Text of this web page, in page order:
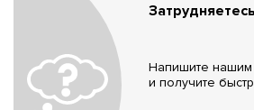
Напишите нашим
и получите